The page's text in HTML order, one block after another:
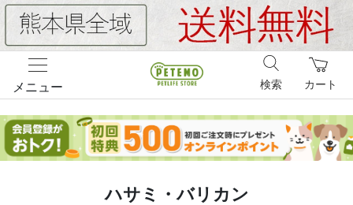
メニュー カート
検索
ハサミ・バリカン